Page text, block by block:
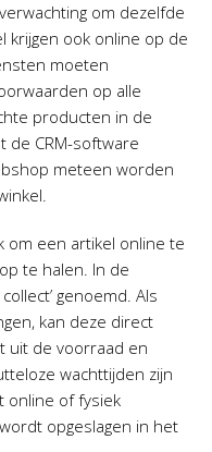
om dezelfde
krijgen ook online op de
moeten
op alle
producten in de
de CRM-software
meteen worden
om een artikel online te
te halen. In de
genoemd. Als
kan deze direct
uit de voorraad en
wachttijden zijn
online of fysiek
opgeslagen in het